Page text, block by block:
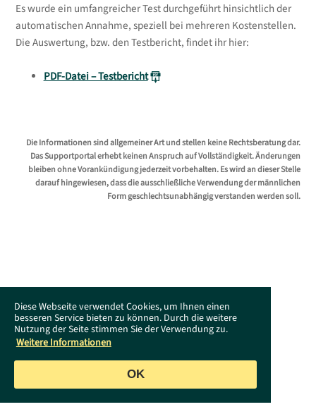
Diese Webseite verwendet Cookies, um Ihnen einen
besseren Service bieten zu können. Durch die weitere
Nutzung der Seite stimmen Sie der Verwendung zu.
Weitere Informationen
OK
Es wurde ein umfangreicher Test durchgeführt hinsichtlich der
automatischen Annahme, speziell bei mehreren Kostenstellen.
Die Auswertung, bzw. den Testbericht, findet ihr hier:
PDF-Datei – Testbericht
Die Informationen sind allgemeiner Art und stellen keine Rechtsberatung dar.
Das Supportportal erhebt keinen Anspruch auf Vollständigkeit. Änderungen
bleiben ohne Vorankündigung jederzeit vorbehalten. Es wird an dieser Stelle
darauf hingewiesen, dass die ausschließliche Verwendung der männlichen
Form geschlechtsunabhängig verstanden werden soll.